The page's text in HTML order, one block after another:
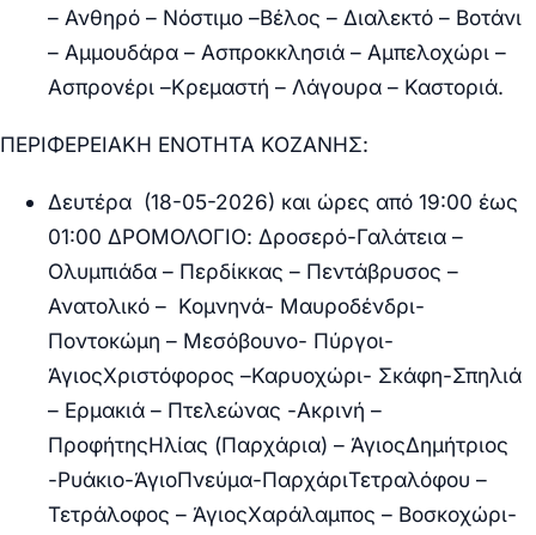
– Ανθηρό – Νόστιμο –Βέλος – Διαλεκτό – Βοτάνι
– Αμμουδάρα – Ασπροκκλησιά – Αμπελοχώρι –
Ασπρονέρι –Κρεμαστή – Λάγουρα – Καστοριά.
ΠΕΡΙΦΕΡΕΙΑΚΗ ΕΝΟΤΗΤΑ ΚΟΖΑΝΗΣ:
Δευτέρα (18-05-2026) και ώρες από 19:00 έως
01:00 ΔΡΟΜΟΛΟΓΙΟ: Δροσερό-Γαλάτεια –
Ολυμπιάδα – Περδίκκας – Πεντάβρυσος –
Ανατολικό – Κομνηνά- Μαυροδένδρι-
Ποντοκώμη – Μεσόβουνο- Πύργοι-
ΆγιοςΧριστόφορος –Καρυοχώρι- Σκάφη-Σπηλιά
– Ερμακιά – Πτελεώνας -Ακρινή –
ΠροφήτηςΗλίας (Παρχάρια) – ΆγιοςΔημήτριος
-Ρυάκιο-ΆγιοΠνεύμα-ΠαρχάριΤετραλόφου –
Τετράλοφος – ΆγιοςΧαράλαμπος – Βοσκοχώρι-